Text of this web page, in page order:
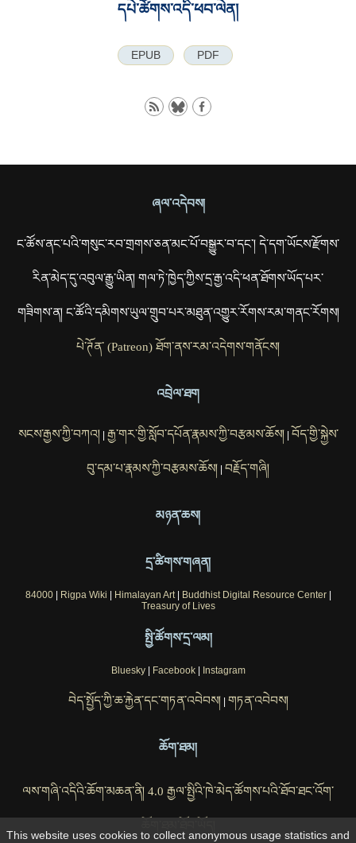
དཔེ་ཚོགས་འདི་ཕབ་ལེན།
EPUB PDF
ཞལ་འདེབས།
ང་ཚོས་ནང་པའི་གསུང་རབ་གྲགས་ཅན་མང་པོ་བསྒྱུར་བ་དང་། དེ་དག་ཡོངས་རྫོགས་
རིན་མེད་དུ་འབུལ་རྒྱུ་ཡིན། གལ་ཏེ་ཁྱེད་ཀྱིས་དྲ་རྒྱ་འདི་ཕན་ཐོགས་ཡོད་པར་
གཟིགས་ན། ང་ཚོའི་དམིགས་ཡུལ་གྲུབ་པར་མཐུན་འགྱུར་རོགས་རམ་གནང་རོགས།
པེ་ཊོན་ (Patreon) ཐོག་ནས་རམ་འདེགས་གནོངས།
འབྲེལ་ཐག
སངས་རྒྱས་ཀྱི་བཀའ། རྒྱ་གར་གྱི་སློབ་དཔོན་རྣམས་ཀྱི་བརྩམས་ཆོས། བོད་གྱི་སྐྱེས་
བུ་དམ་པ་རྣམས་ཀྱི་བརྩམས་ཆོས། བརྗོད་གཞི།
མཉན་ཆས།
དྲ་ཚིགས་གཞན།
84000| Rigpa Wiki Himalayan Art| Buddhist Digital Resource Center|
Treasury of Lives
སྤྱི་ཚོགས་དྲ་ལམ།
Bluesky| Facebook| Instagram
བེད་སྤྱོད་ཀྱི་ཆ་རྐྱེན་དང་གཏན་འབེབས། གཏན་འབེབས།
ཆོག་ཐམ།
ལས་གཞི་འདིའི་ཆོག་མཆན་ནི། 4.0 རྒྱལ་སྤྱིའི་ཁེ་མེད་ཚོགས་པའི་ཐོབ་ཐང་འོག་
This website uses cookies to collect anonymous usage statistics and